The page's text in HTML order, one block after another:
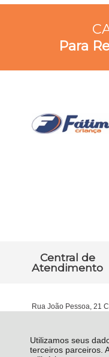
Utilizamos seus
terceiros parceiros.
Para
Central de
Atendimento
Rua João Pessoa, 21